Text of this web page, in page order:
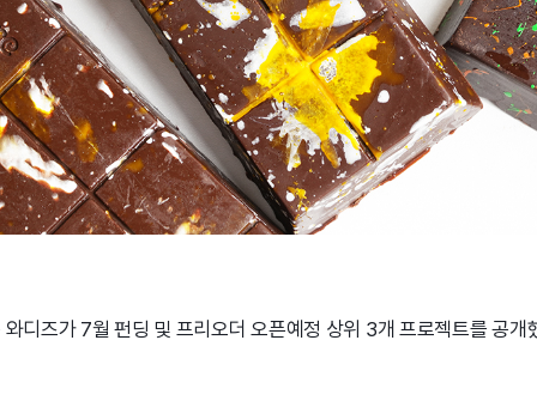
디즈가 7월 펀딩 및 프리오더 오픈예정 상위 3개 프로젝트를 공개